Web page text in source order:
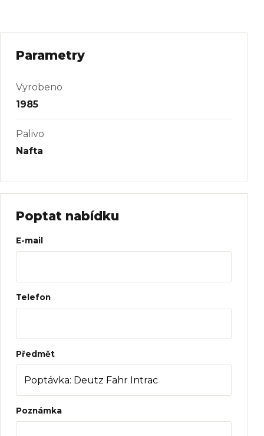
Parametry
Vyrobeno
1985
Palivo
Nafta
Poptat nabídku
Web
E-mail
Telefon
Předmět
Poznámka